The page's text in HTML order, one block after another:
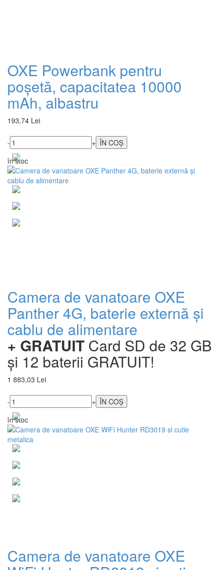
OXE Powerbank pentru
poșetă, capacitatea 10000
mAh, albastru
193,74 Lei
-
+
în stoc
Camera de vanatoare OXE
Panther 4G, baterie externă și
cablu de alimentare
+ GRATUIT Card SD de 32 GB
și 12 baterii GRATUIT!
1 883,03 Lei
-
+
în stoc
Camera de vanatoare OXE